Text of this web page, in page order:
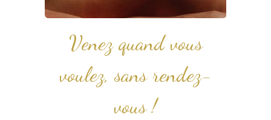
Venez quand vous
voulez, sans rendez-
vous !